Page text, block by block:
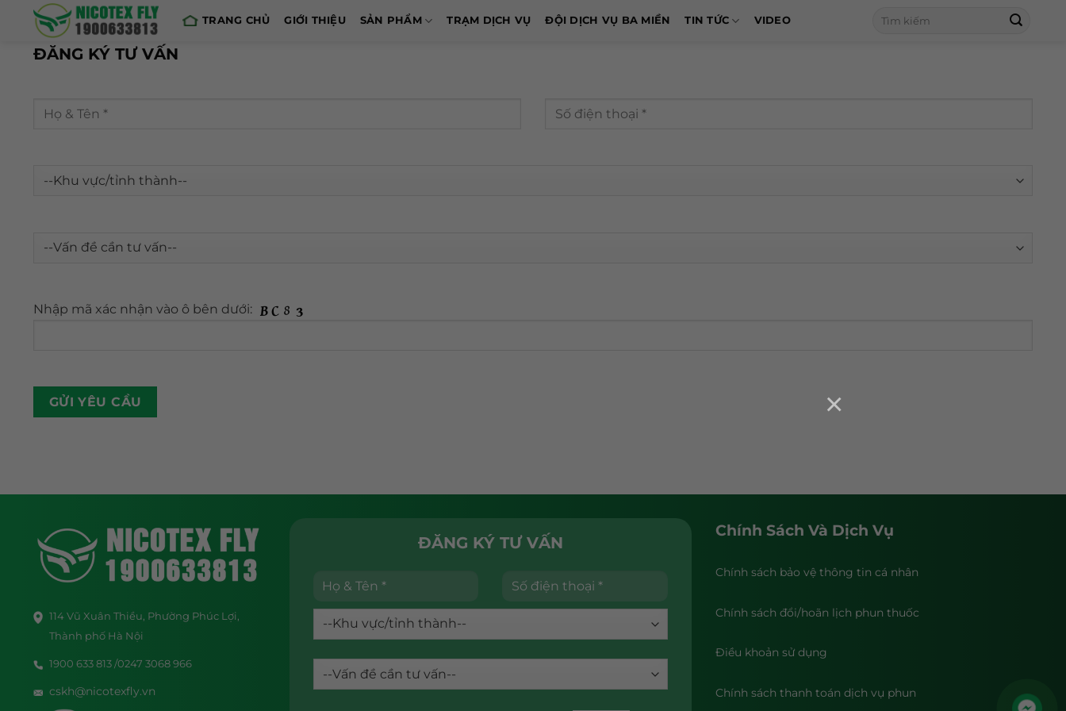
×
content
TRANG CHỦ GIỚI THIỆU SẢN PHẨM TRẠM DỊCH VỤ ĐỘI DỊCH VỤ BA MIỀN TIN TỨC VIDEO
ĐĂNG KÝ TƯ VẤN
Nhập mã xác nhận vào ô bên dưới:
114 Vũ Xuân Thiều, Phường Phúc Lợi,
Thành phố Hà Nội
1900 633 813 /0247 3068 966
cskh@nicotexfly.vn
ĐĂNG KÝ TƯ VẤN
Chính Sách Và Dịch Vụ
Chính sách bảo vệ thông tin cá nhân
Chính sách đổi/hoãn lịch phun thuốc
Điều khoản sử dụng
Chính sách thanh toán dịch vụ phun